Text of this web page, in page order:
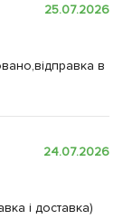
25.07.2026
в
24.07.2026
і доставка)